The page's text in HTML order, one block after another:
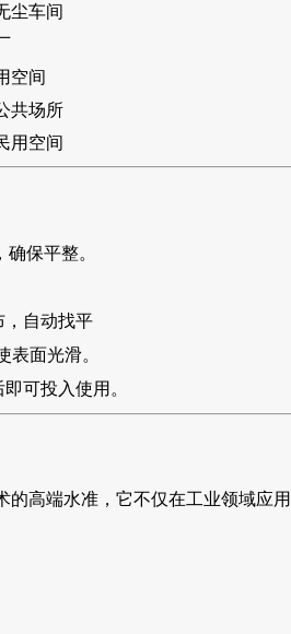
尘车间
空间
共场所
用空间
确保平整。
，自动找平
表面光滑。
即可投入使用。
的高端水准，它不仅在工业领域应